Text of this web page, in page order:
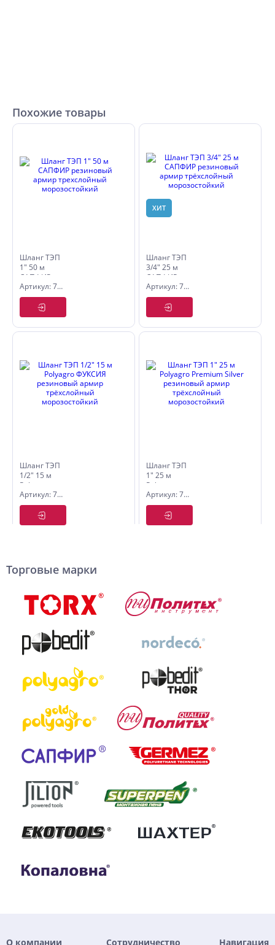
Похожие товары
Шланг ТЭП
1" 50 м
САПФИР
резиновый
армир
трехслойный
морозостойкий
Артикул: 7559150
ХИТ
Шланг ТЭП
3/4" 25 м
САПФИР
резиновый
армир
трёхслойный
морозостойкий
Артикул: 7559725
Шланг ТЭП
1/2" 15 м
Polyagro
ФУКСИЯ
резиновый
армир
трёхслойный
Артикул: 7558415
Шланг ТЭП
1" 25 м
Polyagro
Premium
Silver
резиновый
армир
Артикул: 7559025
Торговые марки
О компании Сотрудничество Навигация